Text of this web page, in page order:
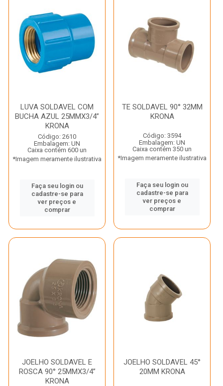
LUVA SOLDAVEL COM
BUCHA AZUL 25MMX3/4”
KRONA
Código: 2610
Embalagem: UN
Caixa contém 600 un
*Imagem meramente ilustrativa
Faça seu login ou
cadastre-se para
ver preços e
comprar
TE SOLDAVEL 90° 32MM
KRONA
Código: 3594
Embalagem: UN
Caixa contém 350 un
*Imagem meramente ilustrativa
Faça seu login ou
cadastre-se para
ver preços e
comprar
JOELHO SOLDAVEL E
ROSCA 90° 25MMX3/4”
KRONA
JOELHO SOLDAVEL 45°
20MM KRONA